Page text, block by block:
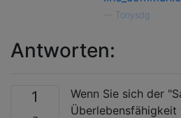
Tonysdg
Antworten:
1
Wenn Sie sich der
Überlebensfähigkeit